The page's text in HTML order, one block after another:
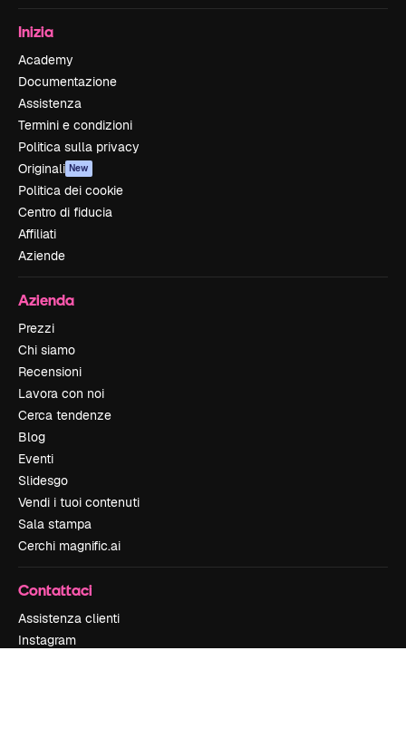
Inizia
Academy
Documentazione
Assistenza
Termini e condizioni
Politica sulla privacy
Originali New
Politica dei cookie
Centro di fiducia
Affiliati
Aziende
Azienda
Prezzi
Chi siamo
Recensioni
Lavora con noi
Cerca tendenze
Blog
Eventi
Slidesgo
Vendi i tuoi contenuti
Sala stampa
Cerchi magnific.ai
Contattaci
Assistenza clienti
Instagram